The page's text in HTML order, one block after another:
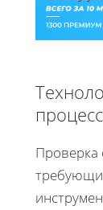
Проверка